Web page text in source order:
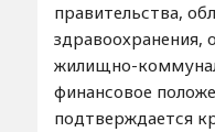
правительства,
здравоохранения,
жилищно-
финансовое
подтверждается